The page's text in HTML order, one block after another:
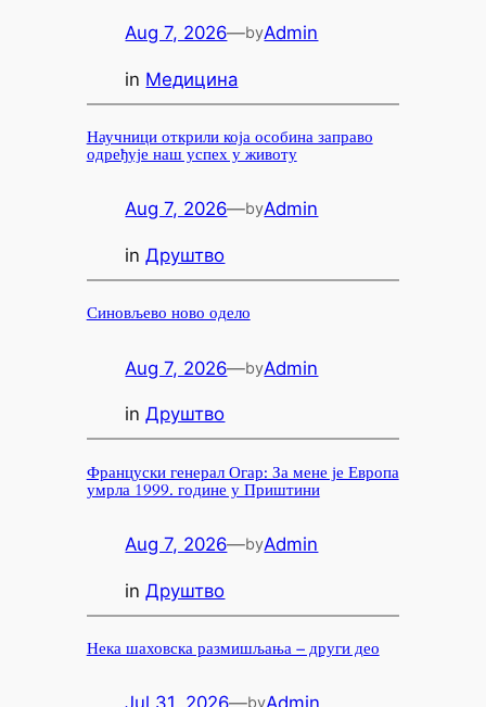
Aug 7, 2026—byAdmin
in Медицина
Научници открили која особина заправо
одређује наш успех у животу
Aug 7, 2026—byAdmin
inДруштво
Синовљево ново одело
Aug 7, 2026—byAdmin
inДруштво
Француски генерал Огар: За мене је Европа
умрла 1999. године у Приштини
Aug 7, 2026—byAdmin
inДруштво
Нека шаховска размишљања – други део
by